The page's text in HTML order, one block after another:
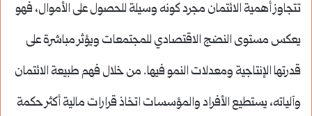
تتجاوز أهمية الائتمان مجرد كونه وسيلة للحصول على الأموال، فهو
يعكس مستوى النضج الاقتصادي للمجتمعات ويؤثر مباشرة على
قدرتها الإنتاجية ومعدلات النمو فيها. من خلال فهم طبيعة الائتمان
وآلياته، يستطيع الأفراد والمؤسسات اتخاذ قرارات مالية أكثر حكمة